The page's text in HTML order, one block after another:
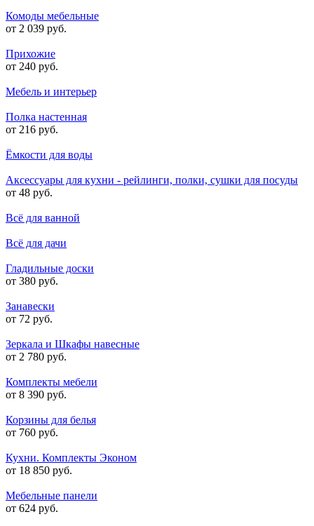
Комоды мебельные
от 2 039 руб.
Прихожие
от 240 руб.
Мебель и интерьер
Полка настенная
от 216 руб.
Ёмкости для воды
Аксессуары для кухни - рейлинги, полки, сушки для посуды
от 48 руб.
Всё для ванной
Всё для дачи
Гладильные доски
от 380 руб.
Занавески
от 72 руб.
Зеркала и Шкафы навесные
от 2 780 руб.
Комплекты мебели
от 8 390 руб.
Корзины для белья
от 760 руб.
Кухни. Комплекты Эконом
от 18 850 руб.
Мебельные панели
от 624 руб.